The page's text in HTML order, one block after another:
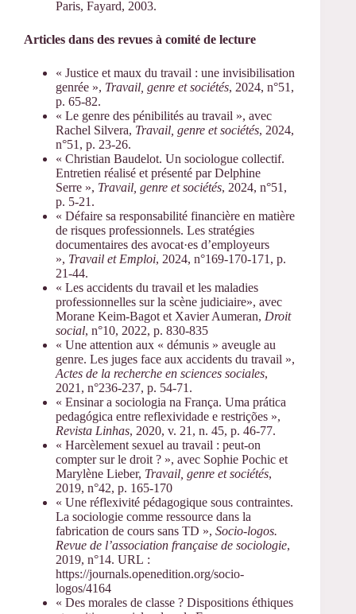
Paris, Fayard, 2003.
Articles dans des revues à comité de lecture
« Justice et maux du travail : une invisibilisation
genrée », Travail, genre et sociétés, 2024, n°51,
p. 65-82.
« Le genre des pénibilités au travail », avec
Rachel Silvera, Travail, genre et sociétés, 2024,
n°51, p. 23-26.
« Christian Baudelot. Un sociologue collectif.
Entretien réalisé et présenté par Delphine
Serre », Travail, genre et sociétés, 2024, n°51,
p. 5-21.
« Défaire sa responsabilité financière en matière
de risques professionnels. Les stratégies
documentaires des avocat·es d’employeurs
», Travail et Emploi, 2024, n°169-170-171, p.
21-44.
« Les accidents du travail et les maladies
professionnelles sur la scène judiciaire», avec
Morane Keim-Bagot et Xavier Aumeran, Droit
social, n°10, 2022, p. 830-835
« Une attention aux « démunis » aveugle au
genre. Les juges face aux accidents du travail »,
Actes de la recherche en sciences sociales,
2021, n°236-237, p. 54-71.
« Ensinar a sociologia na França. Uma prática
pedagógica entre reflexividade e restrições »,
Revista Linhas, 2020, v. 21, n. 45, p. 46-77.
« Harcèlement sexuel au travail : peut-on
compter sur le droit ? », avec Sophie Pochic et
Marylène Lieber, Travail, genre et sociétés,
2019, n°42, p. 165-170
« Une réflexivité pédagogique sous contraintes.
La sociologie comme ressource dans la
fabrication de cours sans TD », Socio-logos.
Revue de l’association française de sociologie,
2019, n°14. URL :
https://journals.openedition.org/socio-
logos/4164
« Des morales de classe ? Dispositions éthiques